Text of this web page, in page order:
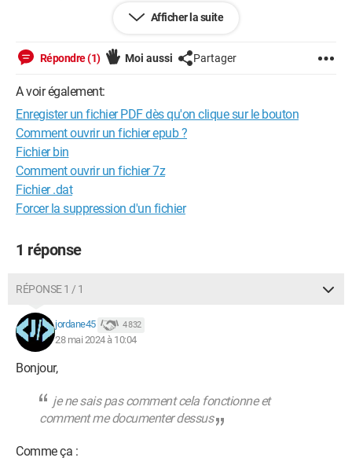
Afficher la suite
Répondre (1) Moi aussi Partager
A voir également:
Enregister un fichier PDF dès qu'on clique sur le bouton
Comment ouvrir un fichier epub ?
Fichier bin
Comment ouvrir un fichier 7z
Fichier .dat
Forcer la suppression d'un fichier
1 réponse
RÉPONSE 1 / 1
jordane45 4 832
28 mai 2024 à 10:04
Bonjour,
je ne sais pas comment cela fonctionne et
comment me documenter dessus
Comme ça :